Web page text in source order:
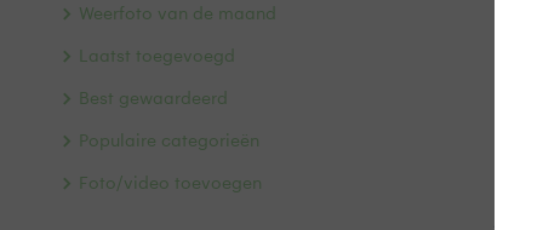
Alle
Weerfoto van de maand
Laatst toegevoegd
Best gewaardeerd
Populaire categorieën
Foto/video toevoegen